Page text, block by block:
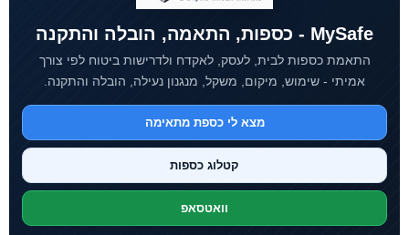
MySafe - כספות, התאמה, הובלה והתקנה
התאמת כספות לבית, לעסק, לאקדח ולדרישות ביטוח לפי צורך
אמיתי - שימוש, מיקום, משקל, מנגנון נעילה, הובלה והתקנה.
מצא לי כספת מתאימה
קטלוג כספות
וואטסאפ